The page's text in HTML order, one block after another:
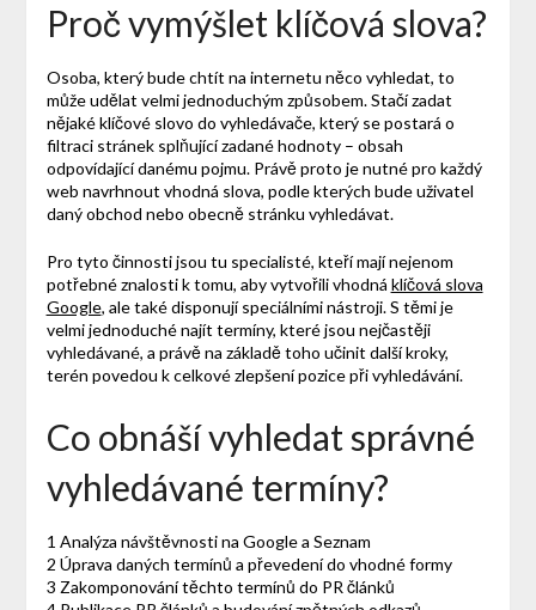
Proč vymýšlet klíčová slova?
Osoba, který bude chtít na internetu něco vyhledat, to
může udělat velmi jednoduchým způsobem. Stačí zadat
nějaké klíčové slovo do vyhledávače, který se postará o
filtraci stránek splňující zadané hodnoty – obsah
odpovídající danému pojmu. Právě proto je nutné pro každý
web navrhnout vhodná slova, podle kterých bude uživatel
daný obchod nebo obecně stránku vyhledávat.
Pro tyto činnosti jsou tu specialisté, kteří mají nejenom
potřebné znalosti k tomu, aby vytvořili vhodná klíčová slova
Google, ale také disponují speciálními nástroji. S těmi je
velmi jednoduché najít termíny, které jsou nejčastěji
vyhledávané, a právě na základě toho učinit další kroky,
terén povedou k celkové zlepšení pozice při vyhledávání.
Co obnáší vyhledat správné
vyhledávané termíny?
1 Analýza návštěvnosti na Google a Seznam
2 Úprava daných termínů a převedení do vhodné formy
3 Zakomponování těchto termínů do PR článků